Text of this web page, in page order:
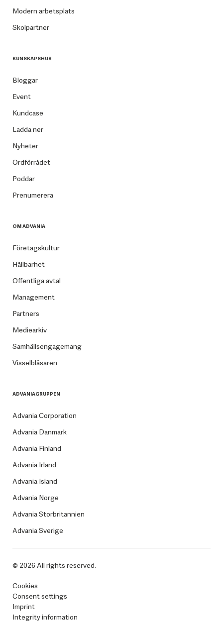
Modern arbetsplats
Skolpartner
KUNSKAPSHUB
Bloggar
Event
Kundcase
Ladda ner
Nyheter
Ordförrådet
Poddar
Prenumerera
OM ADVANIA
Företagskultur
Hållbarhet
Offentliga avtal
Management
Partners
Mediearkiv
Samhällsengagemang
Visselblåsaren
ADVANIAGRUPPEN
Advania Corporation
Advania Danmark
Advania Finland
Advania Irland
Advania Island
Advania Norge
Advania Storbritannien
Advania Sverige
© 2026 All rights reserved.
Cookies
Consent settings
Imprint
Integrity information